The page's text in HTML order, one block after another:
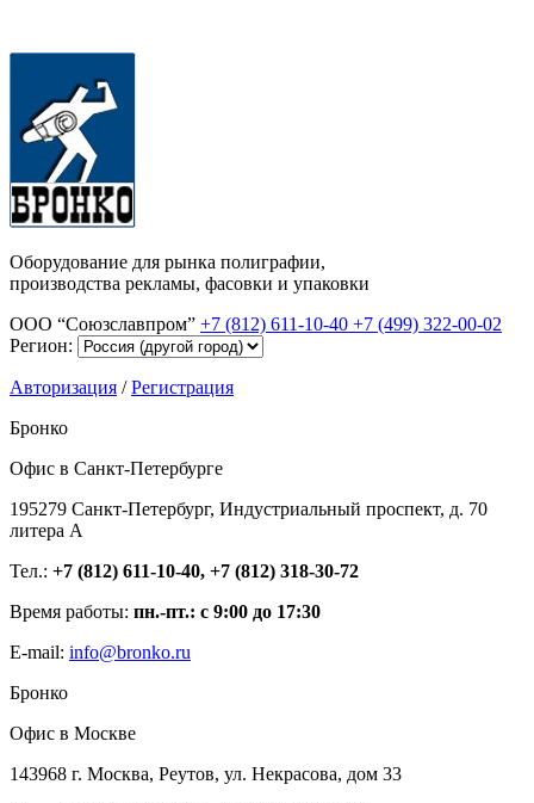
Оборудование для рынка полиграфии,
производства рекламы, фасовки и упаковки
ООО “Союзславпром” +7 (812) 611-10-40 +7 (499) 322-00-02
Регион:
Авторизация /Регистрация
Бронко
Офис в Санкт-Петербурге
195279 Санкт-Петербург, Индустриальный проспект, д. 70
литера А
Тел.: +7 (812) 611-10-40, +7 (812) 318-30-72
Время работы: пн.-пт.: с 9:00 до 17:30
E-mail: info@bronko.ru
Бронко
Офис в Москве
143968 г. Москва, Реутов, ул. Некрасова, дом 33